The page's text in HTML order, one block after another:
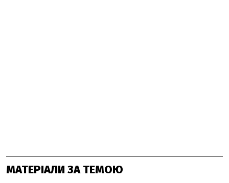
МАТЕРІАЛИ ЗА ТЕМОЮ